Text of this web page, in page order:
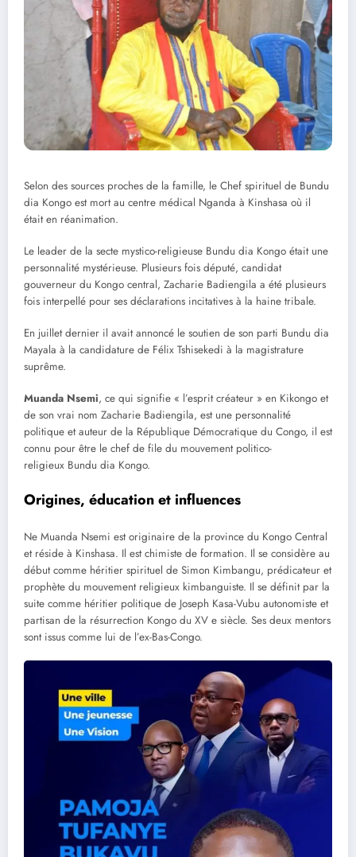
Selon des sources proches de la famille, le Chef spirituel de Bundu
dia Kongo est mort au centre médical Nganda à Kinshasa où il
était en réanimation.
Le leader de la secte mystico-religieuse Bundu dia Kongo était une
personnalité mystérieuse. Plusieurs fois député, candidat
gouverneur du Kongo central, Zacharie Badiengila a été plusieurs
fois interpellé pour ses déclarations incitatives à la haine tribale.
En juillet dernier il avait annoncé le soutien de son parti Bundu dia
Mayala à la candidature de Félix Tshisekedi à la magistrature
suprême.
Muanda Nsemi, ce qui signifie « l’esprit créateur » en Kikongo et
de son vrai nom Zacharie Badiengila, est une personnalité
politique et auteur de la République Démocratique du Congo, il est
connu pour être le chef de file du mouvement politico-
religieux Bundu dia Kongo.
Origines, éducation et influences
Ne Muanda Nsemi est originaire de la province du Kongo Central
et réside à Kinshasa. Il est chimiste de formation. Il se considère au
début comme héritier spirituel de Simon Kimbangu, prédicateur et
prophète du mouvement religieux kimbanguiste. Il se définit par la
suite comme héritier politique de Joseph Kasa-Vubu autonomiste et
partisan de la résurrection Kongo du XV e siècle. Ses deux mentors
sont issus comme lui de l’ex-Bas-Congo.